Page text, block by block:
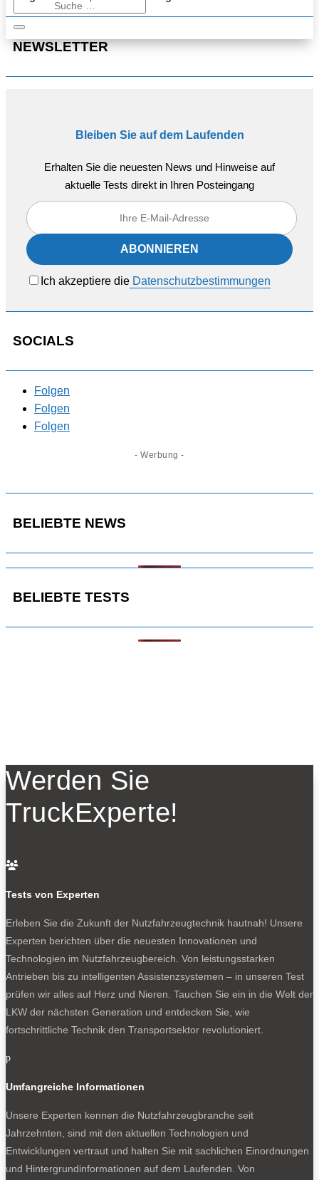
NEWSLETTER
Bleiben Sie auf dem Laufenden
Erhalten Sie die neuesten News und Hinweise auf
aktuelle Tests direkt in Ihren Posteingang
Ich akzeptiere die Datenschutzbestimmungen
SOCIALS
Folgen
Folgen
Folgen
- Werbung -
BELIEBTE NEWS
BELIEBTE TESTS
Werden Sie
TruckExperte!

Tests von Experten
Erleben Sie die Zukunft der Nutzfahrzeugtechnik hautnah! Unsere
Experten berichten über die neuesten Innovationen und
Technologien im Nutzfahrzeugbereich. Von leistungsstarken
Antrieben bis zu intelligenten Assistenzsystemen – in unseren Test
prüfen wir alles auf Herz und Nieren. Tauchen Sie ein in die Welt der
LKW der nächsten Generation und entdecken Sie, wie
fortschrittliche Technik den Transportsektor revolutioniert.
p
Umfangreiche Informationen
Unsere Experten kennen die Nutzfahrzeugbranche seit
Jahrzehnten, sind mit den aktuellen Technologien und
Entwicklungen vertraut und halten Sie mit sachlichen Einordnungen
und Hintergrundinformationen auf dem Laufenden. Von